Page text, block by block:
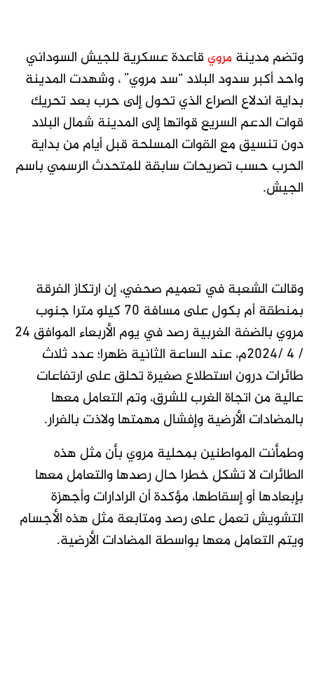
وتضم مدينة مروي قاعدة عسكرية للجيش السوداني
واحد أكبر سدود البلاد “سد مروي” ، وشهدت المدينة
بداية اندلاع الصراع الذي تحول إلى حرب بعد تحريك
قوات الدعم السريع قواتها إلى المدينة شمال البلاد
دون تنسيق مع القوات المسلحة قبل أيام من بداية
الحرب حسب تصريحات سابقة للمتحدث الرسمي باسم
الجيش.
وقالت الشعبة في تعميم صحفي، إن ارتكاز الفرقة
بمنطقة أم بكول على مسافة ٧٠ كيلو مترا جنوب
مروي بالضفة الغربية رصد في يوم الأربعاء الموافق ٢٤
/ ٤ /٢٠٢٤م، عند الساعة الثانية ظهرا؛ عدد ثلاث
طائرات درون استطلاع صغيرة تحلق على ارتفاعات
عالية من اتجاة الغرب للشرق، وتم التعامل معها
بالمضادات الأرضية وإفشال مهمتها ولاذت بالفرار.
وطمأنت المواطنين بمحلية مروي بأن مثل هذه
الطائرات لا تشكل خطرا حال رصدها والتعامل معها
بإبعادها أو إسقاطها، مؤكدة أن الرادارات وأجهزة
التشويش تعمل على رصد ومتابعة مثل هذه الأجسام
ويتم التعامل معها بواسطة المضادات الأرضية.